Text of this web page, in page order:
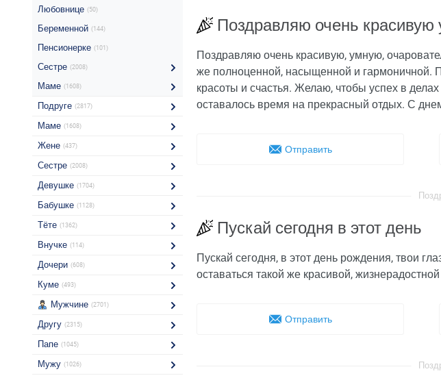
Любовнице (50)
Беременной (144)
Пенсионерке (101)
Сестре (2008)
Маме (1608)
Подруге (2817)
Маме (1608)
Жене (437)
Сестре (2008)
Девушке (1704)
Бабушке (1128)
Тёте (1362)
Внучке (114)
Дочери (608)
Куме (493)
Мужчине (2701)
Другу (2315)
Папе (1045)
Мужу (1026)
Поздравляю очень
Поздравляю очень красивую, умную,
же полноценной, насыщенной и гармоничной.
красоты и счастья. Желаю, чтобы успех в
оставалось время на прекрасный отдых. С
Отправить
Пускай сегодня в этот день
Пускай сегодня, в этот день рождения, твои
оставаться такой же красивой,
Отправить